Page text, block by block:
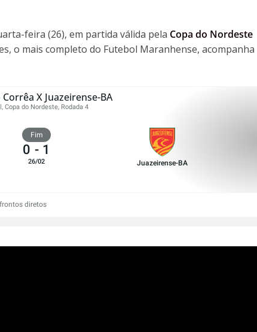
feira (26), em partida válida pela Copa do Nordeste
o mais completo do Futebol Maranhense, acompanha
X Juazeirense-BA
Copa do Nordeste, Rodada 4
Fim
0 - 1
26/02 Juazeirense-BA
diretos